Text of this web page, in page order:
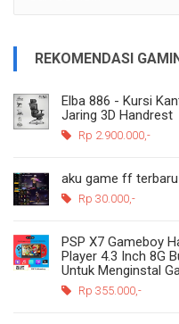
REKOMENDASI
Elba 886 - Kursi
Jaring 3D Handrest
Rp 2.900.000,-
aku game ff
Rp 30.000,-
PSP X7 Gameboy
Player 4.3 Inch 8G
Untuk Menginstal
Rp 355.000,-